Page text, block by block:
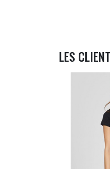
LES